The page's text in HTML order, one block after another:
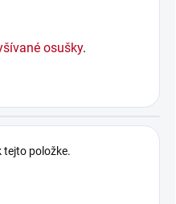
osušky.
tejto položke.